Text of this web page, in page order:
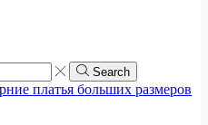
Search
платья больших размеров